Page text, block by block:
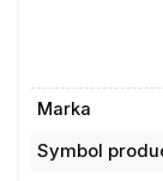
Marka
Symbol